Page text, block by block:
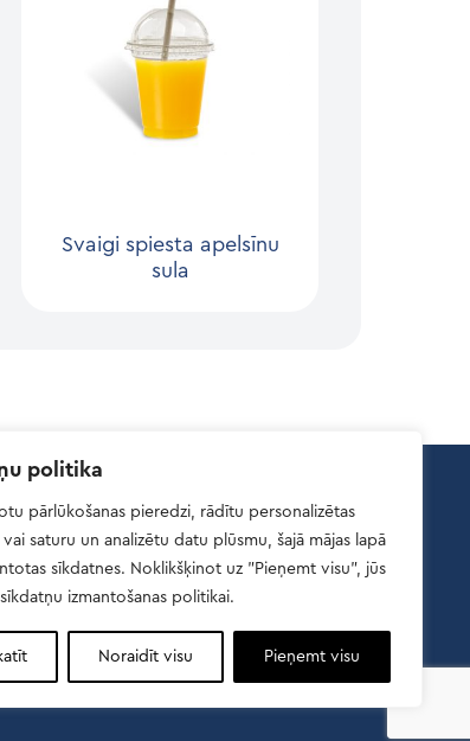
politika
pārlūkošanas pieredzi, rādītu personalizētas
vai saturu un analizētu datu plūsmu, šajā mājas lapā
sīkdatnes. Noklikšķinot uz "Pieņemt visu", jūs
izmantošanas politikai.
Noraidīt visu Pieņemt visu
Svaigi spiesta apelsīnu
sula